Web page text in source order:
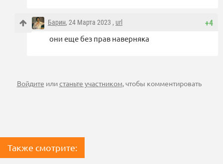
+4
Барин, 24 Марта 2023 , url
они еще без прав наверняка
Войдите илистаньте участником, чтобы комментировать
Также смотрите: